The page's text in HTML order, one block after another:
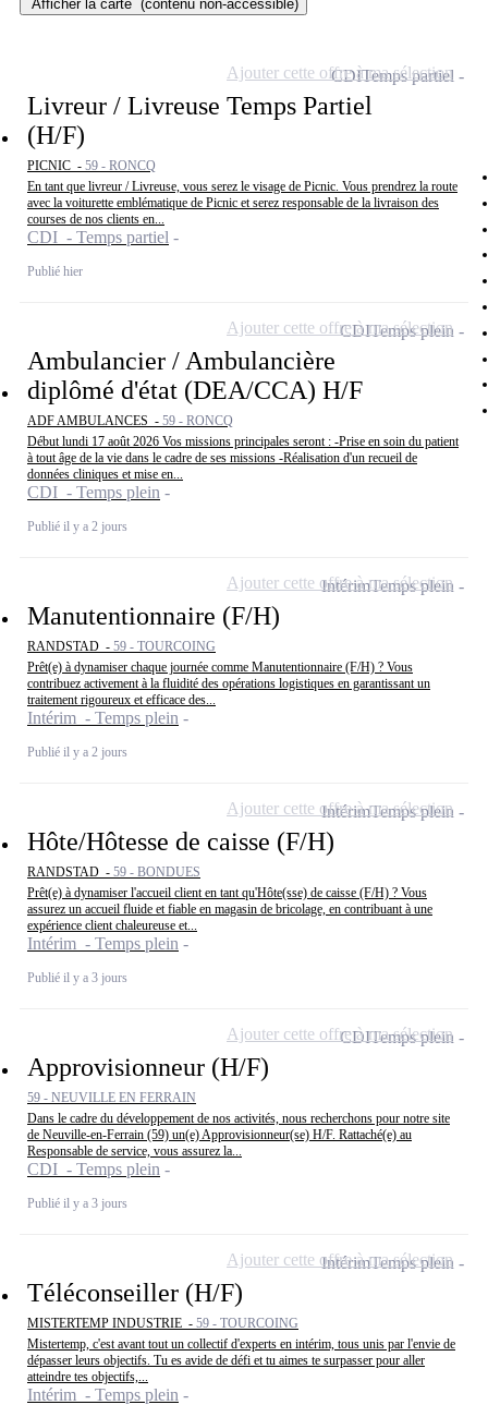
Afficher la carte (contenu non-accessible)
Livreur / Livreuse Temps Partiel
(H/F)
PICNIC - 59 - RONCQ
En tant que livreur / Livreuse, vous serez le visage de Picnic. Vous prendrez la route
avec la voiturette emblématique de Picnic et serez responsable de la livraison des
courses de nos clients en...
CDI - Temps partiel
Publié hier
CDITemps partiel
Ajouter cette offre à ma sélection
Ambulancier / Ambulancière
diplômé d'état (DEA/CCA) H/F
ADF AMBULANCES - 59 - RONCQ
Début lundi 17 août 2026 Vos missions principales seront : -Prise en soin du patient
à tout âge de la vie dans le cadre de ses missions -Réalisation d'un recueil de
données cliniques et mise en...
CDI - Temps plein
Publié il y a 2 jours
CDITemps plein
Ajouter cette offre à ma sélection
Manutentionnaire (F/H)
RANDSTAD - 59 - TOURCOING
Prêt(e) à dynamiser chaque journée comme Manutentionnaire (F/H) ? Vous
contribuez activement à la fluidité des opérations logistiques en garantissant un
traitement rigoureux et efficace des...
Intérim - Temps plein
Publié il y a 2 jours
IntérimTemps plein
Ajouter cette offre à ma sélection
Hôte/Hôtesse de caisse (F/H)
RANDSTAD - 59 - BONDUES
Prêt(e) à dynamiser l'accueil client en tant qu'Hôte(sse) de caisse (F/H) ? Vous
assurez un accueil fluide et fiable en magasin de bricolage, en contribuant à une
expérience client chaleureuse et...
Intérim - Temps plein
Publié il y a 3 jours
IntérimTemps plein
Ajouter cette offre à ma sélection
Approvisionneur (H/F)
59 - NEUVILLE EN FERRAIN
Dans le cadre du développement de nos activités, nous recherchons pour notre site
de Neuville-en-Ferrain (59) un(e) Approvisionneur(se) H/F. Rattaché(e) au
Responsable de service, vous assurez la...
CDI - Temps plein
Publié il y a 3 jours
CDITemps plein
Ajouter cette offre à ma sélection
Téléconseiller (H/F)
MISTERTEMP INDUSTRIE - 59 - TOURCOING
Mistertemp, c'est avant tout un collectif d'experts en intérim, tous unis par l'envie de
dépasser leurs objectifs. Tu es avide de défi et tu aimes te surpasser pour aller
atteindre tes objectifs,...
Intérim - Temps plein
IntérimTemps plein
Ajouter cette offre à ma sélection